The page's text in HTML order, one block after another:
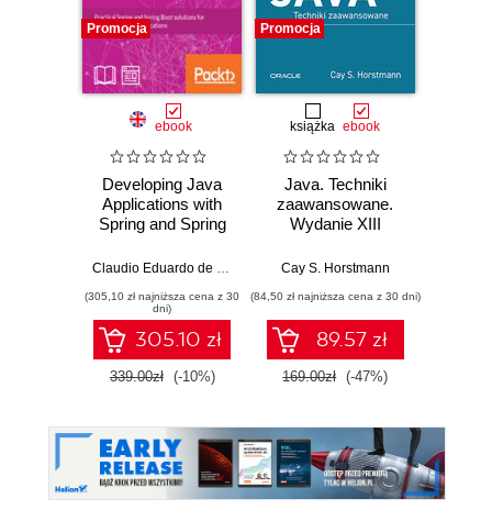
Promocja
ebook
Developing Java
Applications with
Spring and Spring
Spring and Spring
building effective
applications
Claudio Eduardo de Oliveira Alex Antonov
(305,10 zł najniższa cena z 30
dni)
305.10 zł
339.00zł (-10%)
Promocja
książka ebook
Java. Techniki
zaawansowane.
Wydanie XIII
Cay S. Horstmann
(84,50 zł najniższa cena z 30 dni)
89.57 zł
169.00zł (-47%)